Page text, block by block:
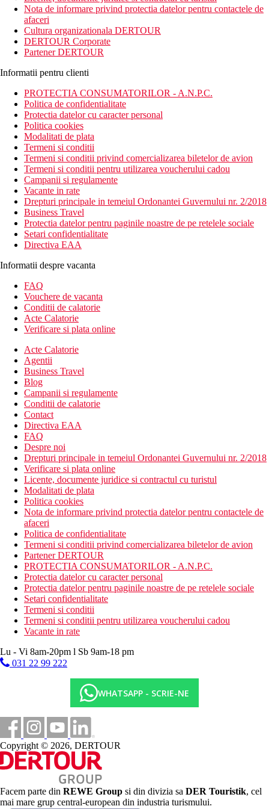
varietate de camere: duble, triple, suite si accesibile, asigurand
confort si lux.
Distanta
4.6 km distanta de Plaja Los Boliches
26 km distanta de Aeroportul Malaga
3.5 km distanta de Restaurantul El Mirlo Blanco
Descrierea camerei
Toate camerele dispun de:
uscator de par
Wifi
dus sau cada
balcon / terasa
toaleta
telefon
TV prin satelit
minibar
seif (contra cost)
Descrierea hotelului
Hotelul dispune de:
parcare
servicii de curatatorie (contra cost)
sala de fitness
serviciu de trezire
lift
piscine
restaurant
bar langa piscina
terasa
cafenea
aer conditionat
Descrierea plajei
plaja cu nisip
Activitati sportive gratuite
divertisment de seara
tenis de masa
teren de tenis
fitness
Activitati sportive contra cost
masaj
sauna
Dieta
restaurant - ce serveste preparate culinare cu specific local
si international
cafenea
bar langa piscina
Categoria oficiala
4 stele
Galerie foto
Nota de informare privind protectia datelor pentru contactele de
afaceri
Cultura organizationala DERTOUR
DERTOUR Corporate
Partener DERTOUR
Informatii pentru clienti
PROTECTIA CONSUMATORILOR - A.N.P.C.
Politica de confidentialitate
Protectia datelor cu caracter personal
Politica cookies
Modalitati de plata
Termeni si conditii
Termeni si conditii privind comercializarea biletelor de avion
Termeni si conditii pentru utilizarea voucherului cadou
Campanii si regulamente
Vacante in rate
Drepturi principale in temeiul Ordonantei Guvernului nr. 2/2018
Business Travel
Protectia datelor pentru paginile noastre de pe retelele sociale
Setari confidentialitate
Directiva EAA
Informatii despre vacanta
FAQ
Vouchere de vacanta
Conditii de calatorie
Acte Calatorie
Verificare si plata online
Acte Calatorie
Agentii
Business Travel
Blog
Campanii si regulamente
Conditii de calatorie
Contact
Directiva EAA
FAQ
Despre noi
Drepturi principale in temeiul Ordonantei Guvernului nr. 2/2018
Verificare si plata online
Licente, documente juridice si contractul cu turistul
Modalitati de plata
Politica cookies
Nota de informare privind protectia datelor pentru contactele de
afaceri
Politica de confidentialitate
Termeni si conditii privind comercializarea biletelor de avion
Partener DERTOUR
PROTECTIA CONSUMATORILOR - A.N.P.C.
Protectia datelor cu caracter personal
Protectia datelor pentru paginile noastre de pe retelele sociale
Setari confidentialitate
Termeni si conditii
Termeni si conditii pentru utilizarea voucherului cadou
Vacante in rate
Lu - Vi 8am-20pm l Sb 9am-18 pm
031 22 99 222
WHATSAPP - SCRIE-NE
Copyright © 2026, DERTOUR
Facem parte din REWE Group si din divizia sa DER Touristik, cel
mai mare grup central-european din industria turismului.